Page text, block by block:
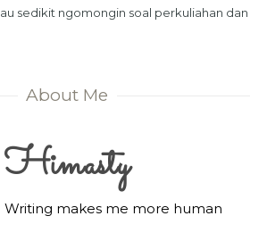
sedikit ngomongin soal perkuliahan dan
About Me
Himasty
Writing makes me more human